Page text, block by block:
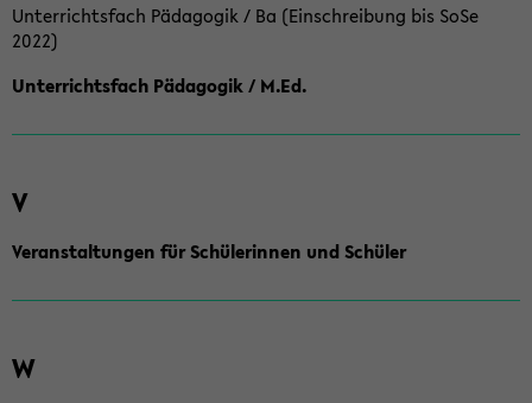
Unterrichtsfach Pädagogik / Ba (Einschreibung bis SoSe
2022)
Unterrichtsfach Pädagogik / M.Ed.
V
Veranstaltungen für Schülerinnen und Schüler
W